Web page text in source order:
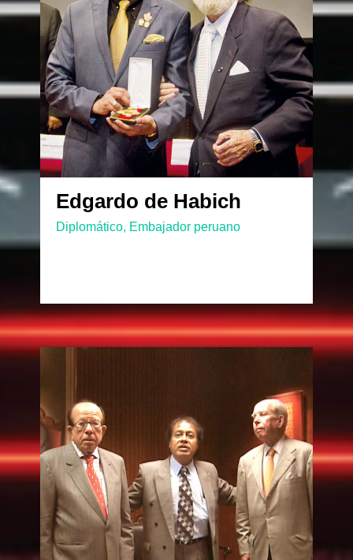
Edgardo de Habich
Diplomático, Embajador peruano